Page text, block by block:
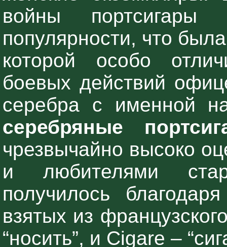
войны портсигары
популярности, что
которой особо
боевых действий
серебра с именной
серебряные
чрезвычайно высоко
и любителями
получилось
взятых из
“носить”, и Cigare –